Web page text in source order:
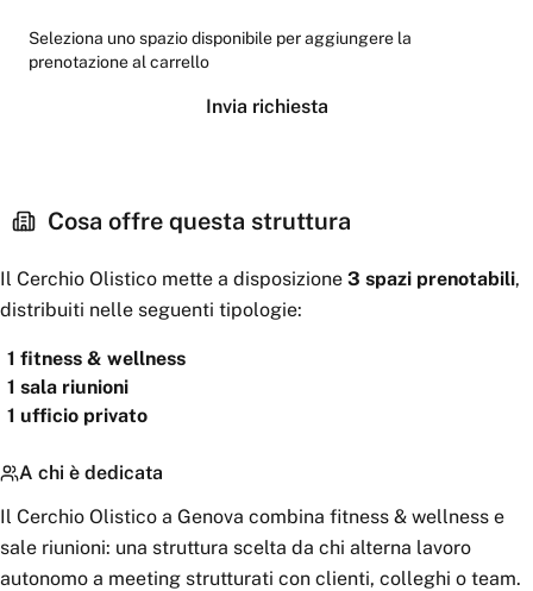
Cosa offre questa struttura
Il Cerchio Olistico mette a disposizione 3 spazi prenotabili,
distribuiti nelle seguenti tipologie:
1 fitness & wellness
1 sala riunioni
1 ufficio privato
A chi è dedicata
Il Cerchio Olistico a Genova combina fitness & wellness e
sale riunioni: una struttura scelta da chi alterna lavoro
autonomo a meeting strutturati con clienti, colleghi o team.
Seleziona uno spazio disponibile per aggiungere la
prenotazione al carrello
Invia richiesta